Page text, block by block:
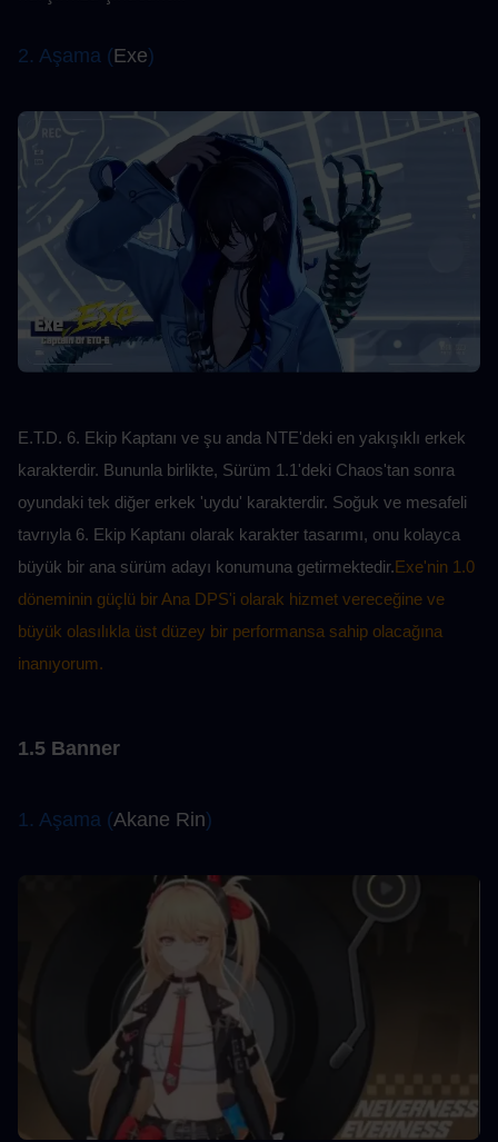
2. Aşama (Exe)
E.T.D. 6. Ekip Kaptanı ve şu anda NTE'deki en yakışıklı erkek
karakterdir. Bununla birlikte, Sürüm 1.1'deki Chaos'tan sonra
oyundaki tek diğer erkek 'uydu' karakterdir. Soğuk ve mesafeli
tavrıyla 6. Ekip Kaptanı olarak karakter tasarımı, onu kolayca
büyük bir ana sürüm adayı konumuna getirmektedir. Exe'nin 1.0
döneminin güçlü bir Ana DPS'i olarak hizmet vereceğine ve
büyük olasılıkla üst düzey bir performansa sahip olacağına
inanıyorum.
1.5 Banner
1. Aşama (Akane Rin)